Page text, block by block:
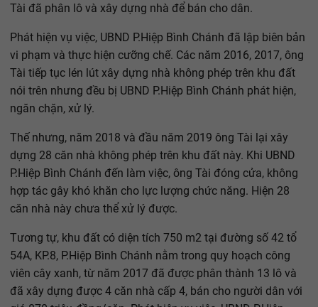
Tài đã phân lô và xây dựng nhà để bán cho dân.
Phát hiện vụ việc, UBND P.Hiệp Bình Chánh đã lập biên bản
vi phạm và thực hiện cưỡng chế. Các năm 2016, 2017, ông
Tài tiếp tục lén lút xây dựng nhà không phép trên khu đất
nói trên nhưng đều bị UBND P.Hiệp Bình Chánh phát hiện,
ngăn chặn, xử lý.
Thế nhưng, năm 2018 và đầu năm 2019 ông Tài lại xây
dựng 28 căn nhà không phép trên khu đất này. Khi UBND
P.Hiệp Bình Chánh đến làm việc, ông Tài đóng cửa, không
hợp tác gây khó khăn cho lực lượng chức năng. Hiện 28
căn nhà này chưa thể xử lý được.
Tương tự, khu đất có diện tích 750 m2 tại đường số 42 tổ
54A, KP.8, P.Hiệp Bình Chánh nằm trong quy hoạch công
viên cây xanh, từ năm 2017 đã được phân thành 13 lô và
đã xây dựng được 4 căn nhà cấp 4, bán cho người dân với